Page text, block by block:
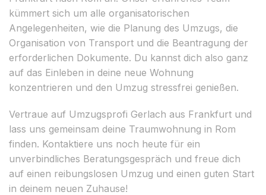
kümmert sich um alle organisatorischen
Angelegenheiten, wie die Planung des Umzugs, die
Organisation von Transport und die Beantragung der
erforderlichen Dokumente. Du kannst dich also ganz
auf das Einleben in deine neue Wohnung
konzentrieren und den Umzug stressfrei genießen.
Vertraue auf Umzugsprofi Gerlach aus Frankfurt und
lass uns gemeinsam deine Traumwohnung in Rom
finden. Kontaktiere uns noch heute für ein
unverbindliches Beratungsgespräch und freue dich
auf einen reibungslosen Umzug und einen guten Start
in deinem neuen Zuhause!